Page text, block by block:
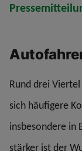
Rund drei
sich häufigere
insbesondere in
stärker ist der